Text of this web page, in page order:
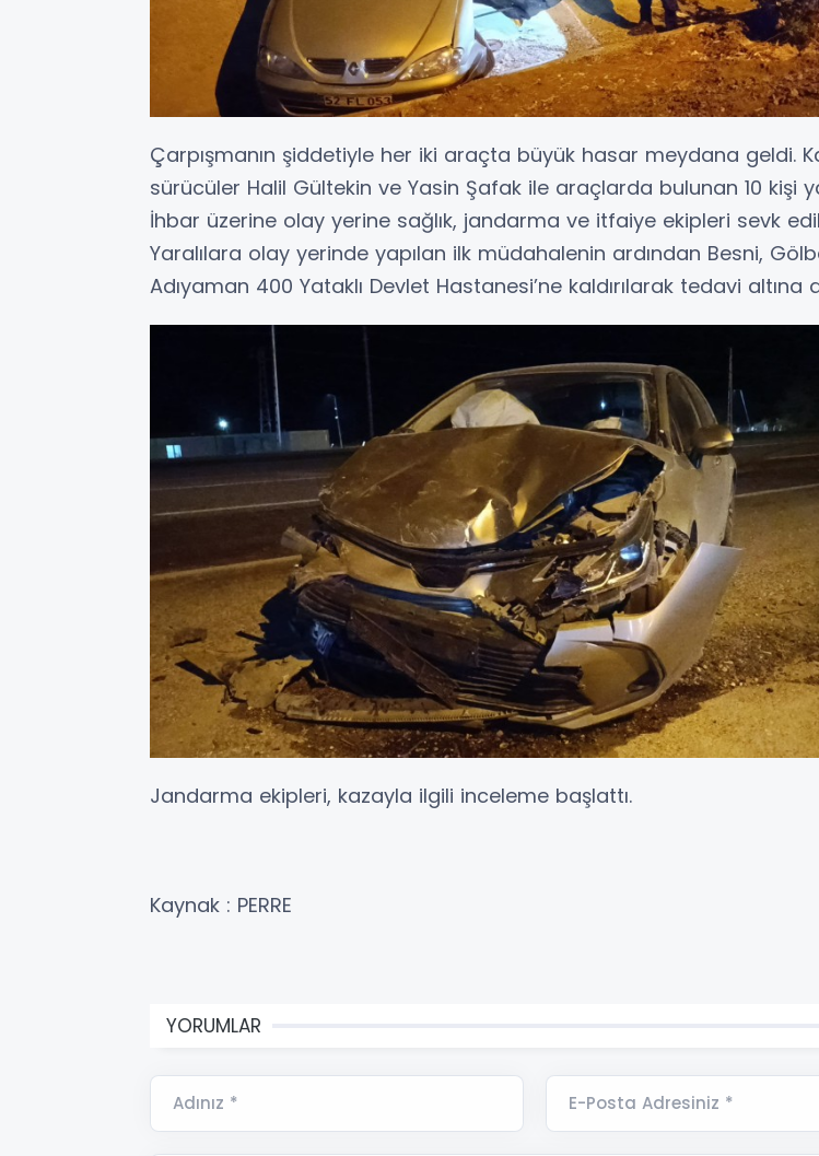
Çarpışmanın şiddetiyle her iki araçta büyük hasar meydana geldi.
sürücüler Halil Gültekin ve Yasin Şafak ile araçlarda bulunan 10 kişi
İhbar üzerine olay yerine sağlık, jandarma ve itfaiye ekipleri sevk
Yaralılara olay yerinde yapılan ilk müdahalenin ardından Besni,
Adıyaman 400 Yataklı Devlet Hastanesi’ne kaldırılarak tedavi altına
Jandarma ekipleri, kazayla ilgili inceleme başlattı.
Kaynak : PERRE
YORUMLAR
Adınız * E-Posta Adresiniz *